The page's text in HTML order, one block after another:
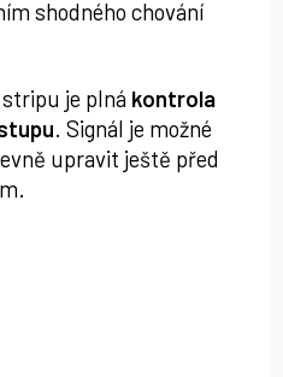
shodného chování
je plná kontrola
. Signál je možné
upravit ještě před